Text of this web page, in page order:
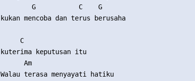
        G           C    G
kukan mencoba dan terus berusaha
     C
kuterima keputusan itu
      Am
Walau terasa menyayati hatiku